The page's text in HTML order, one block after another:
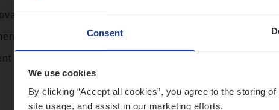
Consent
We use cookies
By clicking “Accept all cookies”, you agree to the storing
site usage, and assist in our marketing efforts.